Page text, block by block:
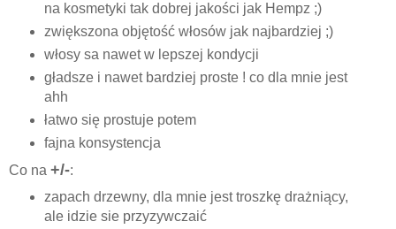
na kosmetyki tak dobrej jakości jak Hempz ;)
zwiększona objętość włosów jak najbardziej ;)
włosy sa nawet w lepszej kondycji
gładsze i nawet bardziej proste ! co dla mnie jest
ahh
łatwo się prostuje potem
fajna konsystencja
Co na +/-:
zapach drzewny, dla mnie jest troszkę drażniący,
ale idzie sie przyzywczaić